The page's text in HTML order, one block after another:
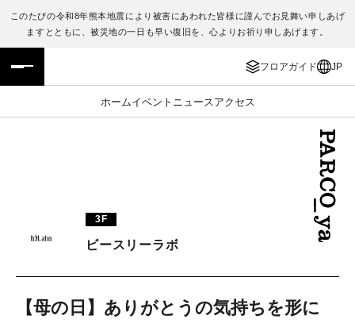
このたびの令和8年熊本地震により被害にあわれた皆様に謹んでお見舞い申しあげ
ますとともに、被災地の一日も早い復旧を、心よりお祈り申しあげます。
フロアガイド JP
ホームイベント ニュース アクセス
フロアガイド
施設案内・アクセス
TAX FREE
ENGLISH
繁体字
日本語
3F
ビースリーラボ
【母の日】ありがとうの気持ちを形に